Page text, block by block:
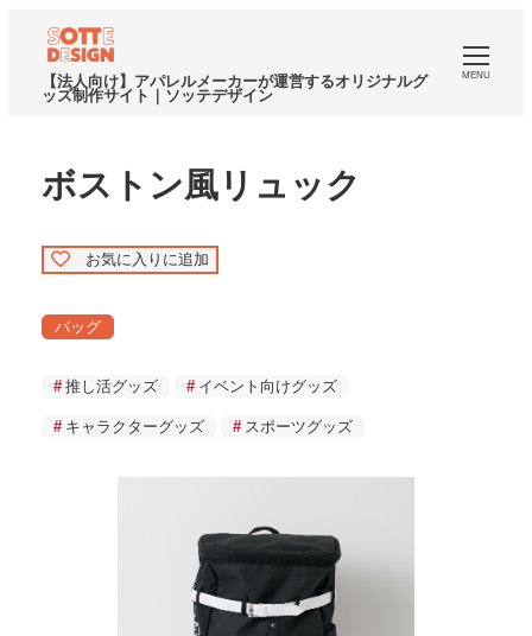
【法人向け】アパレルメーカーが運営するオリジナルグ
ッズ制作サイト｜ソッテデザイン
MENU
ボストン風リュック
お気に入りに追加
バッグ
推し活グッズ イベント向けグッズ
キャラクターグッズ スポーツグッズ